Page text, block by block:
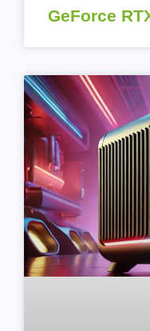
GeForce